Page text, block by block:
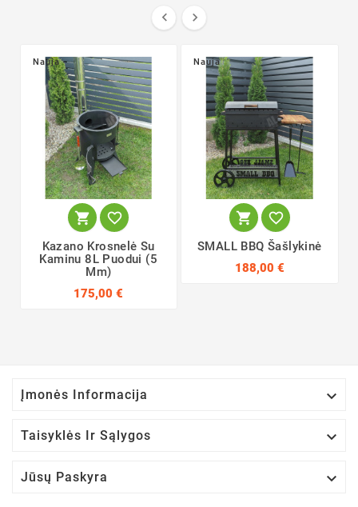
 
Nauja
 
Kazano Krosnelė Su
Kaminu 8L Puodui (5
Mm)
175,00 €
Nauja
 
SMALL BBQ Šašlykinė
188,00 €
Įmonės Informacija 
Taisyklės Ir Sąlygos 
Jūsų Paskyra 